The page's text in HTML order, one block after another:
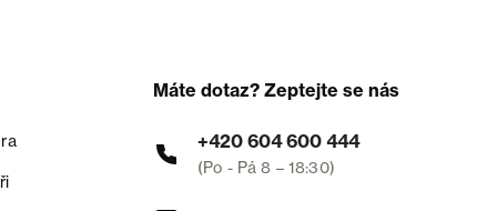
Máte dotaz? Zeptejte se nás
+420 604 600 444
(Po - Pá 8 – 18:30)